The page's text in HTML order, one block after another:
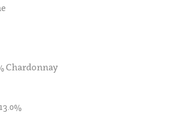
Chardonnay
13.0%